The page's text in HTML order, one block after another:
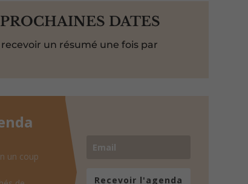
DATES
un résumé une fois par
un coup
Recevoir l'agenda